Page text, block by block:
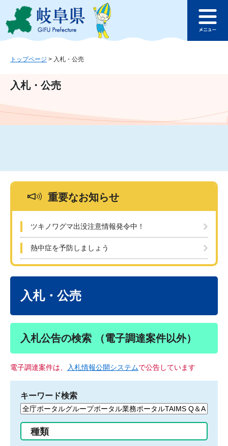
ジ
ュ
文
このページの本文へ
ュ
トップページ > 入札・公売
入札・公売
重要なお知らせ
ツキノワグマ出没注意情報発令中！
熱中症を予防しましょう
入札・公売
入札公告の検索 （電子調達案件以外）
電子調達案件は、 入札情報公開システムで公告しています
キーワード検索
検
る
種類